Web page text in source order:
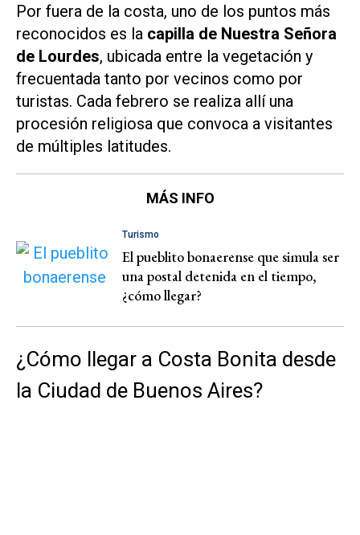
Por fuera de la costa, uno de los puntos más
reconocidos es la capilla de Nuestra Señora
de Lourdes, ubicada entre la vegetación y
frecuentada tanto por vecinos como por
turistas. Cada febrero se realiza allí una
procesión religiosa que convoca a visitantes
de múltiples latitudes.
MÁS INFO
Turismo
El pueblito bonaerense que simula ser
una postal detenida en el tiempo,
¿cómo llegar?
¿Cómo llegar a Costa Bonita desde
la Ciudad de Buenos Aires?